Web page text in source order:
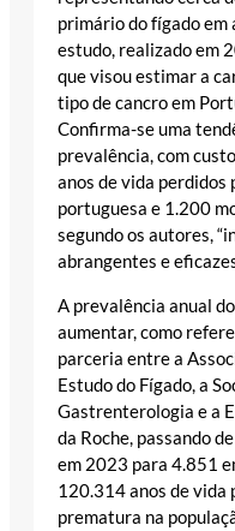
primário do fígado em
estudo, realizado em
que visou estimar a
tipo de cancro em
Confirma-se uma
prevalência, com
anos de vida perdidos
portuguesa e 1.200
segundo os autores,
abrangentes e
A prevalência anual
aumentar, como
parceria entre a
Estudo do Fígado, a
Gastrenterologia e a
da Roche, passando
em 2023 para 4.851
120.314 anos de vida
prematura na